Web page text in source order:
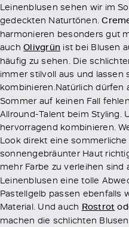
Leinenblusen sehen wir im
gedeckten Naturtönen.
harmonieren besonders gut
auchOlivgrün ist bei Blusen
häufig zu sehen. Die
immer stilvoll aus und lassen
kombinieren.Natürlich dürfen
Sommer auf keinen Fall
Allround-Talent beim Styling.
hervorragend kombinieren.
Look direkt eine
sonnengebräunter Haut
mehr Farbe zu verleihen sind
Leinenblusen eine tolle
Pastellgelb passen ebenfalls
Material. Und auch Rostrot
machen die schlichten